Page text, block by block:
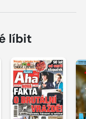
líbit